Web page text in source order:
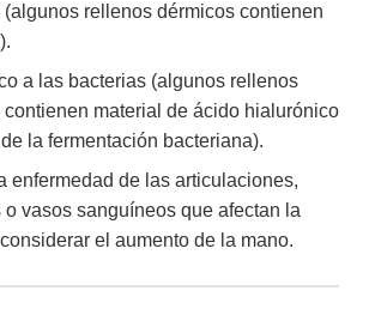
(algunos rellenos dérmicos contienen
a las bacterias (algunos rellenos
contienen material de ácido hialurónico
la fermentación bacteriana).
enfermedad de las articulaciones,
o vasos sanguíneos que afectan la
el aumento de la mano.